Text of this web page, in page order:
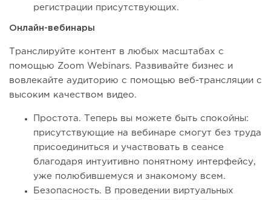
регистрации присутствующих.
Онлайн-вебинары
Транслируйте контент в любых масштабах с
помощью Zoom Webinars. Развивайте бизнес и
вовлекайте аудиторию с помощью веб-трансляции с
высоким качеством видео.
Простота. Теперь вы можете быть спокойны:
присутствующие на вебинаре смогут без труда
присоединиться и участвовать в сеансе
благодаря интуитивно понятному интерфейсу,
уже полюбившемуся и знакомому всем.
Безопасность. В проведении виртуальных